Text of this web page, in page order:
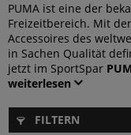
PUMA ist eine der
Freizeitbereich. Mit
Accessoires des
in Sachen Qualität
jetzt im SportSpar
weiterlesen
FILTERN